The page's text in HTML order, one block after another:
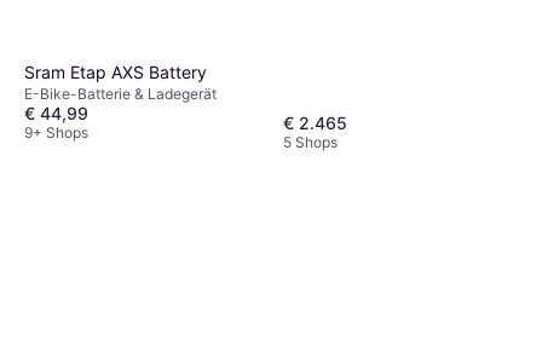
Sram Etap AXS Battery
E-Bike-Batterie & Ladegerät
€ 44,99
9+ Shops € 2.465
5 Shops